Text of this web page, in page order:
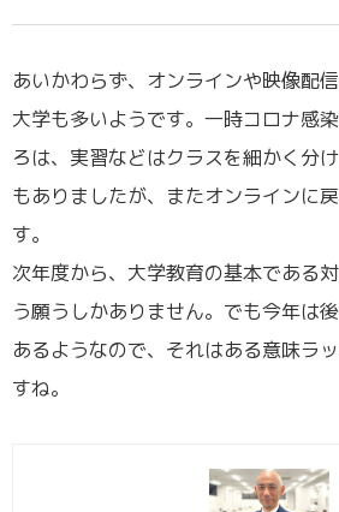
あいかわらず、オンラインや映像配
大学も多いようです。一時コロナ感
ろは、実習などはクラスを細かく分
もありましたが、またオンラインに
す。
次年度から、大学教育の基本である
う願うしかありません。でも今年は
あるようなので、それはある意味ラ
すね。